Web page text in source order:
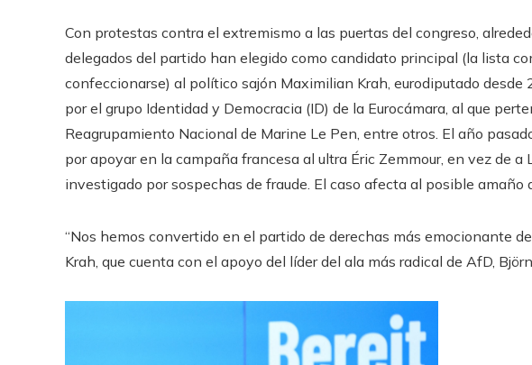
Con protestas contra el extremismo a las puertas del congreso,
delegados del partido han elegido como candidato principal (la lista
confeccionarse) al político sajón Maximilian Krah, eurodiputado
por el grupo Identidad y Democracia (ID) de la Eurocámara, al que
Reagrupamiento Nacional de Marine Le Pen, entre otros. El año
por apoyar en la campaña francesa al ultra Éric Zemmour, en vez de a
investigado por sospechas de fraude. El caso afecta al posible amaño
“Nos hemos convertido en el partido de derechas más emocionante
Krah, que cuenta con el apoyo del líder del ala más radical de AfD,